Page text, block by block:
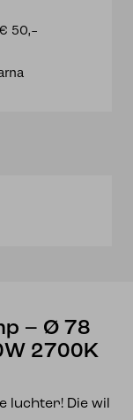
50,-
– Ø 78
2700K
luchter! Die wil